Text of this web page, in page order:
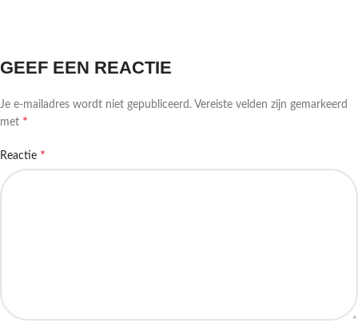
GEEF EEN REACTIE
Je e-mailadres wordt niet gepubliceerd. Vereiste velden zijn gemarkeerd
met *
Reactie *